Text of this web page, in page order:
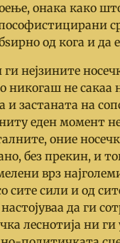
онака како
од кога и да
нејзините
никогаш не сакаа
и застаната на
еден момент
оние
без прекин, и
врз
сите сили и од
да ги
леснотија ни